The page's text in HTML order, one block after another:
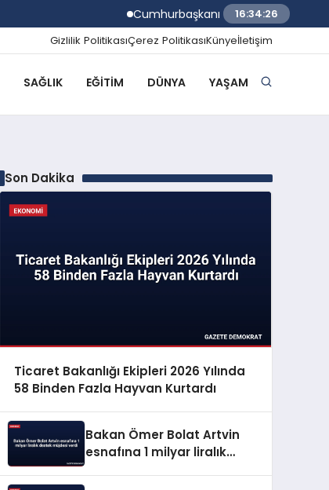
Cumhurbaşkanı Erdoğan TÜGVA Yaz
16:34:27
Gizlilik PolitikasıÇerez PolitikasıKünyeİletişim
SAĞLIK EĞITIM DÜNYA YAŞAM
Son Dakika
Ticaret Bakanlığı Ekipleri 2026 Yılında
58 Binden Fazla Hayvan Kurtardı
Bakan Ömer Bolat Artvin
esnafına 1 milyar liralık